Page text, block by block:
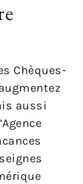
Chèques-
aussi